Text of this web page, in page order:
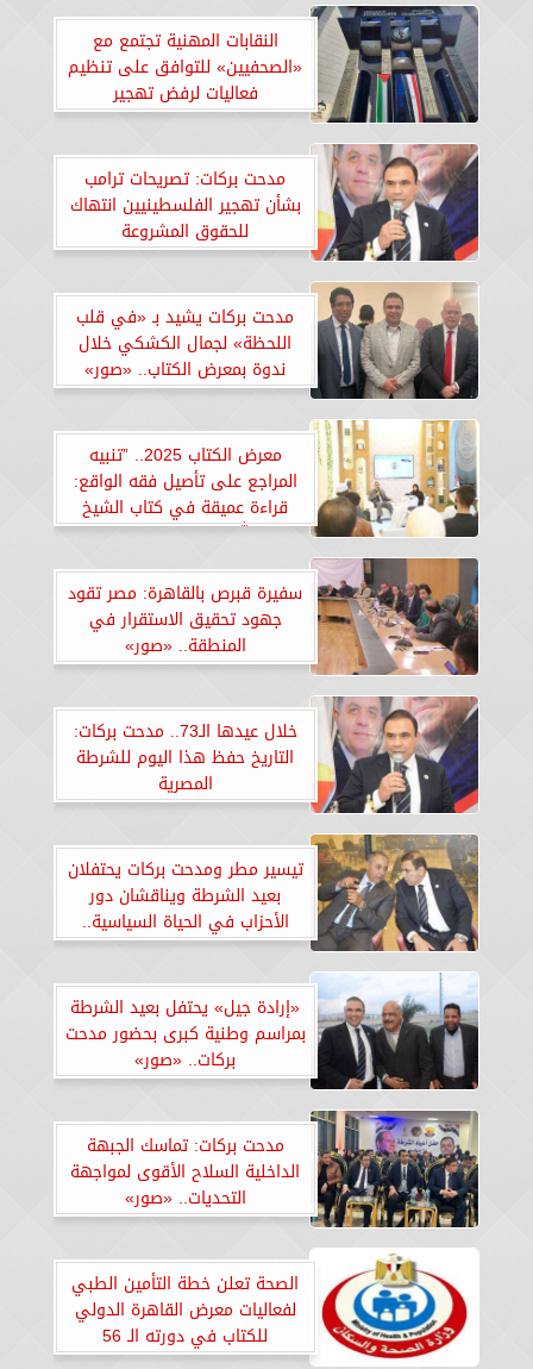
النقابات المهنية تجتمع مع
«الصحفيين» للتوافق على تنظيم
فعاليات لرفض تهجير
الفلسطينيين
مدحت بركات: تصريحات ترامب
بشأن تهجير الفلسطينيين انتهاك
للحقوق المشروعة
مدحت بركات يشيد بـ «في قلب
اللحظة» لجمال الكشكي خلال
ندوة بمعرض الكتاب.. «صور»
معرض الكتاب 2025.. ”تنبيه
المراجع على تأصيل فقه الواقع:
قراءة عميقة في كتاب الشيخ
عبدالله بن بيه بمنتدى تعزيز
سفيرة قبرص بالقاهرة: مصر تقود
جهود تحقيق الاستقرار في
المنطقة.. «صور»
خلال عيدها الـ73.. مدحت بركات:
التاريخ حفظ هذا اليوم للشرطة
المصرية
تيسير مطر ومدحت بركات يحتفلان
بعيد الشرطة ويناقشان دور
الأحزاب في الحياة السياسية..
«صور»
«إرادة جيل» يحتفل بعيد الشرطة
بمراسم وطنية كبرى بحضور مدحت
بركات.. «صور»
مدحت بركات: تماسك الجبهة
الداخلية السلاح الأقوى لمواجهة
التحديات.. «صور»
الصحة تعلن خطة التأمين الطبي
لفعاليات معرض القاهرة الدولي
للكتاب في دورته الـ 56